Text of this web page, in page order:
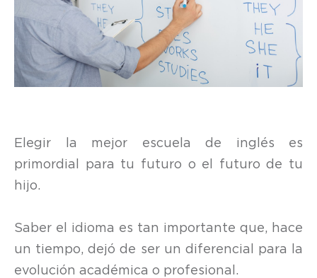
Elegir la mejor escuela de inglés es
primordial para tu futuro o el futuro de tu
hijo.
Saber el idioma es tan importante que, hace
un tiempo, dejó de ser un diferencial para la
evolución académica o profesional.